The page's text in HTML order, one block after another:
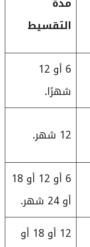
التقسيط
6 أو 12
شهرًا.
12 شهر.
6 أو 12 أو 18
أو 24 شهر.
12 أو 18 أو